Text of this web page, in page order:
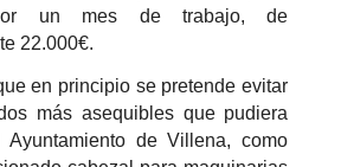
un mes de trabajo, de
22.000€.
en principio se pretende evitar
más asequibles que pudiera
Ayuntamiento de Villena, como